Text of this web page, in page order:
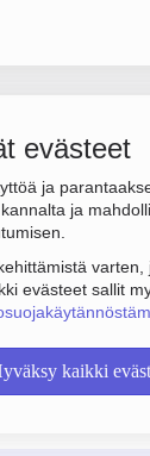
evästeet
ja
ja
evästeet sallit
kaikki
päätoimiala